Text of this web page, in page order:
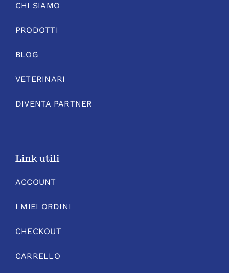
CHI SIAMO
PRODOTTI
BLOG
VETERINARI
DIVENTA PARTNER
Link utili
ACCOUNT
I MIEI ORDINI
CHECKOUT
CARRELLO